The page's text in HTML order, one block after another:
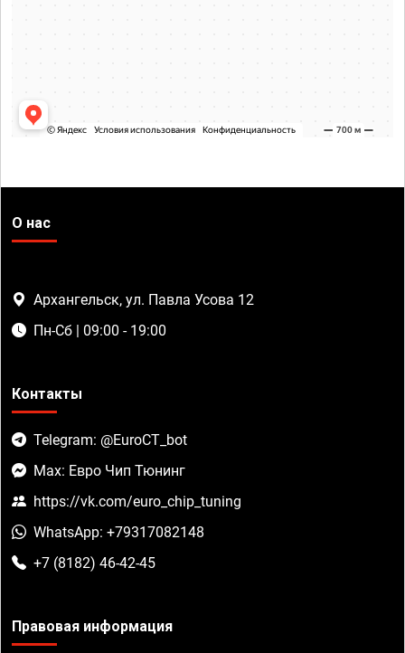
О нас
Архангельск, ул. Павла Усова 12
Пн-Сб | 09:00 - 19:00
Контакты
Telegram: @EuroCT_bot
Max: Евро Чип Тюнинг
https://vk.com/euro_chip_tuning
WhatsApp: +79317082148
+7 (8182) 46-42-45
Правовая информация